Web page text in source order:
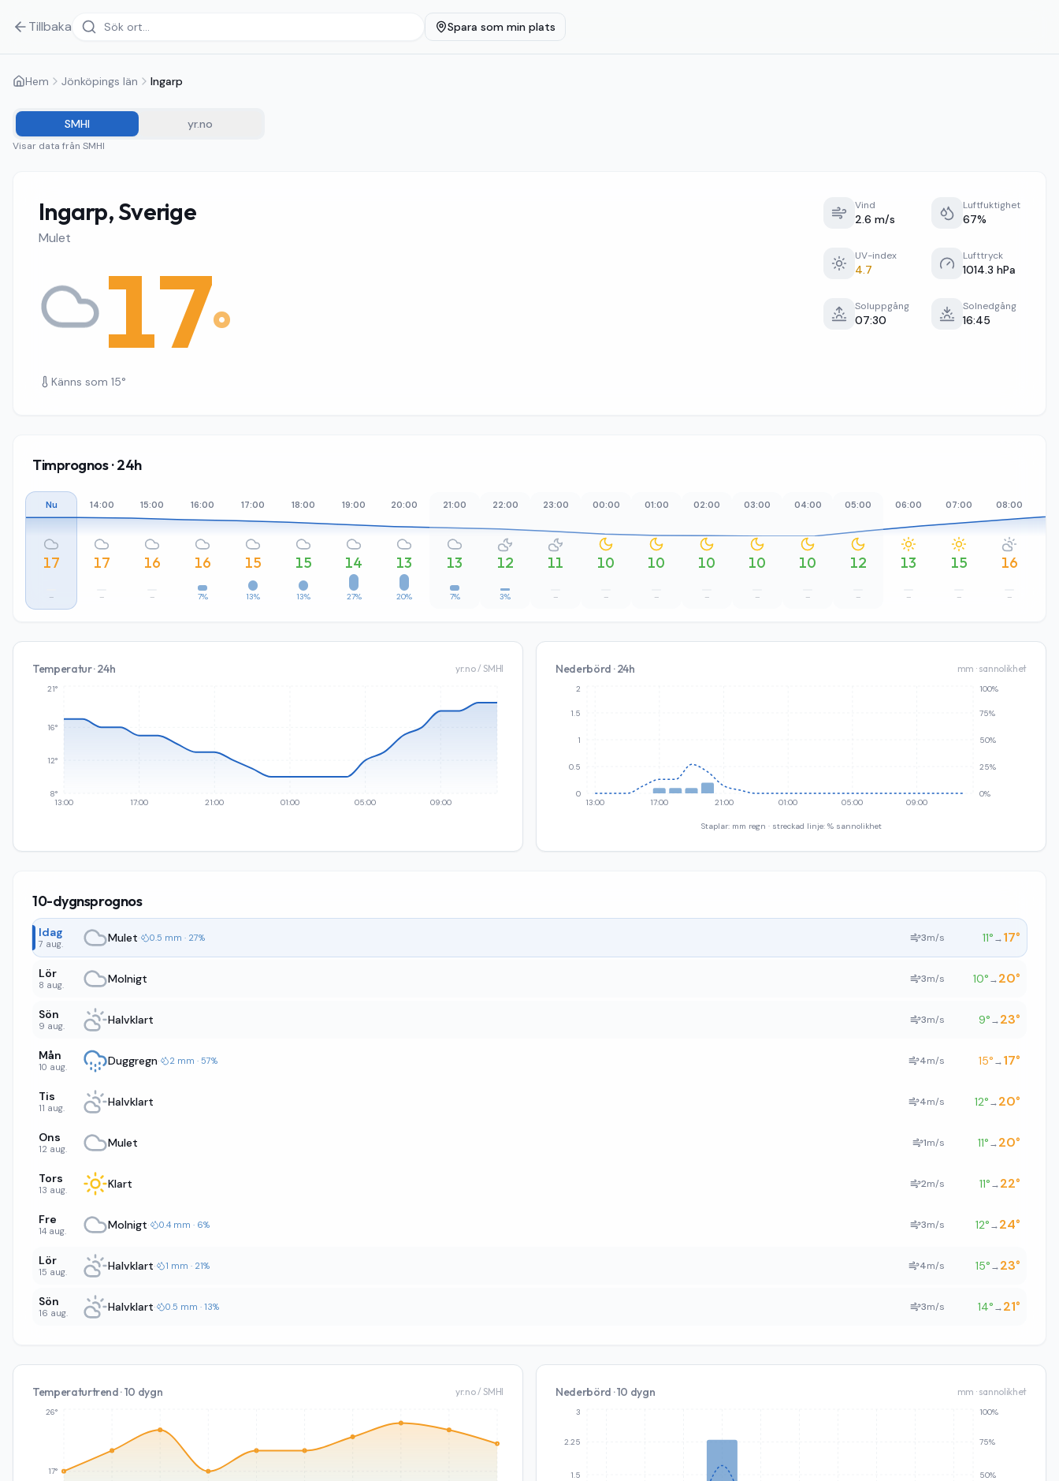
Tillbaka Spara som min plats
Hem Jönköpings län Ingarp
SMHI yr.no
Visar data från SMHI
Ingarp, Sverige
Mulet
17°
Känns som 15°
Vind
2.6 m/s
Luftfuktighet
67%
UV-index
4.7
Lufttryck
1014.3 hPa
Soluppgång
07:30
Solnedgång
16:45
Timprognos · 24h
Nu
17
–
14:00
17
–
15:00
16
–
16:00
16
7%
17:00
15
13%
18:00
15
13%
19:00
14
27%
20:00
13
20%
21:00
13
7%
22:00
12
3%
23:00
11
–
00:00
10
–
01:00
10
–
02:00
10
–
03:00
10
–
04:00
10
–
05:00
12
–
06:00
13
–
07:00
15
–
08:00
16
–
Temperatur · 24h yr.no / SMHI
13:00 17:00 21:00 01:00 05:00 09:00
8°
12°
16°
21°
Nederbörd · 24h mm · sannolikhet
13:00 17:00 21:00 01:00 05:00 09:00
0
0.5
1
1.5
2
0%
25%
50%
75%
100%
Staplar: mm regn · streckad linje: % sannolikhet
10-dygnsprognos
Idag
7 aug. Mulet· 0.5 mm · 27% 3m/s 11°→17°
Lör
8 aug. Molnigt 3m/s 10°→20°
Sön
9 aug. Halvklart 3m/s 9°→23°
Mån
10 aug. Duggregn· 2 mm · 57% 4m/s 15°→17°
Tis
11 aug. Halvklart 4m/s 12°→20°
Ons
12 aug. Mulet 1m/s 11°→20°
Tors
13 aug. Klart 2m/s 11°→22°
Fre
14 aug. Molnigt· 0.4 mm · 6% 3m/s 12°→24°
Lör
15 aug. Halvklart· 1 mm · 21% 4m/s 15°→23°
Sön
16 aug. Halvklart· 0.5 mm · 13% 3m/s 14°→21°
Temperaturtrend · 10 dygn yr.no / SMHI
17°
26°
Nederbörd · 10 dygn mm · sannolikhet
1.5
2.25
3
50%
75%
100%